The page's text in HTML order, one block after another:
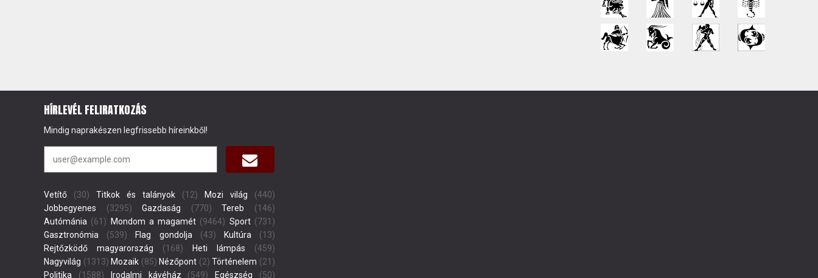
HÍRLEVÉL FELIRATKOZÁS
Mindig naprakészen legfrissebb híreinkből!
Vetítő (30) Titkok és talányok (12) Mozi világ (440)
Jobbegyenes (3295) Gazdaság (770) Tereb (146)
Autómánia (61) Mondom a magamét (9464) Sport(731)
Gasztronómia (539) Flag gondolja (43) Kultúra (13)
Rejtőzködő magyarország (168) Heti lámpás (459)
Nagyvilág (1313) Mozaik (85) Nézőpont (2) Történelem (21)
Politika (1588) Irodalmi kávéház (549) Egészség (50)